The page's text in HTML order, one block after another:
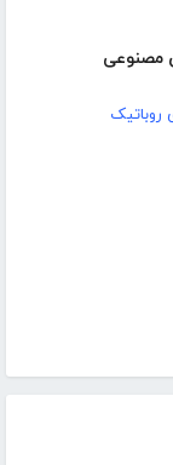
مصنوعی
روباتیک